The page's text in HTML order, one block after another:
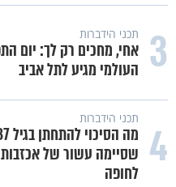
3 תכני הידברות
אחי, מחכים רק לך: יום
העולמי מגיע לתל אביב
4 תכני הידברות
שסיימה עשור של אכזבות
לחופה